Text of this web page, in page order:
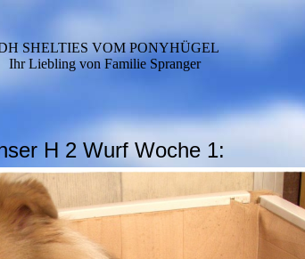
SHELTIES VOM PONYHÜGEL
Ihr Liebling von Familie Spranger
H 2 Wurf Woche 1: